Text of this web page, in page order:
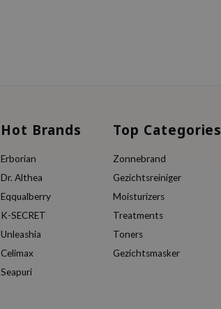
Hot Brands
Erborian
Dr. Althea
Eqqualberry
K-SECRET
Unleashia
Celimax
Seapuri
Top Categories
Zonnebrand
Gezichtsreiniger
Moisturizers
Treatments
Toners
Gezichtsmasker